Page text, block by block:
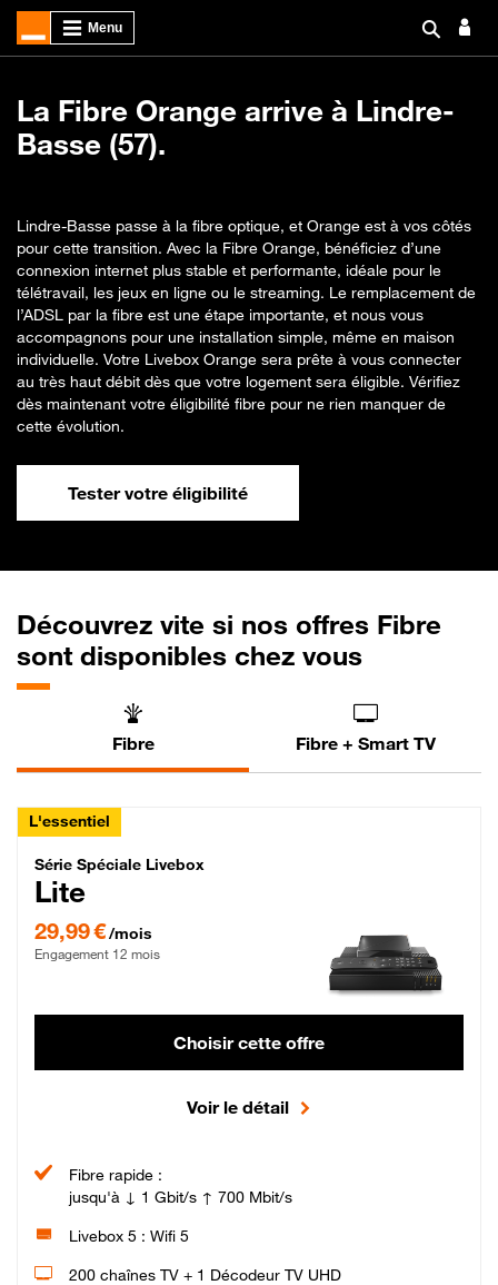
La Fibre Orange arrive à Lindre-
Basse (57).
Lindre-Basse passe à la fibre optique, et Orange est à vos côtés
pour cette transition. Avec la Fibre Orange, bénéficiez d’une
connexion internet plus stable et performante, idéale pour le
télétravail, les jeux en ligne ou le streaming. Le remplacement de
l’ADSL par la fibre est une étape importante, et nous vous
accompagnons pour une installation simple, même en maison
individuelle. Votre Livebox Orange sera prête à vous connecter
au très haut débit dès que votre logement sera éligible. Vérifiez
dès maintenant votre éligibilité fibre pour ne rien manquer de
cette évolution.
Tester votre éligibilité
Découvrez vite si nos offres Fibre
sont disponibles chez vous
Fibre Fibre + Smart TV
L'essentiel
Série Spéciale Livebox Lite Fibre
Série Spéciale Livebox
Lite
29,99 €/mois
Engagement 12 mois
Choisir cette offre
Voir le détail
Fibre rapide :
jusqu'à ↓ 1 Gbit/s ↑ 700 Mbit/s
Livebox 5 : Wifi 5
200 chaînes TV + 1 Décodeur TV UHD